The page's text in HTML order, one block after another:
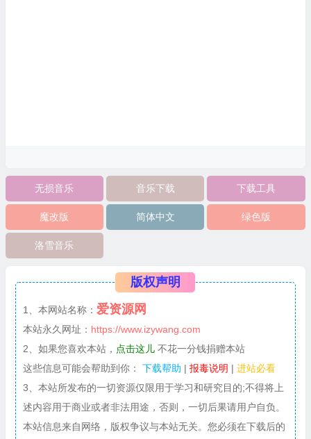
无损音乐 音乐下载 下载工具
魔改版 简体中文 绿色版
洛雪音乐
版权声明
1、本网站名称： 爱资源网
本站永久网址： https://www.izywang.com
2、如果您喜欢本站， 点击这儿不花一分钱捐赠本站
这些信息可能会帮助到你：
下载帮助 | 报毒说明 | 进站必看
3、本站所发布的一切资源仅限用于学习和研究目的;不得将上
述内容用于商业或者非法用途，否则，一切后果请用户自负。
本站信息来自网络，版权争议与本站无关。您必须在下载后的